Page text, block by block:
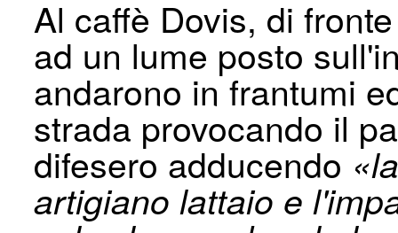
Al caffè Dovis, di
ad un lume posto
an­darono in frantumi
strada provo­cando il
difesero adducendo
artigiano lattaio e